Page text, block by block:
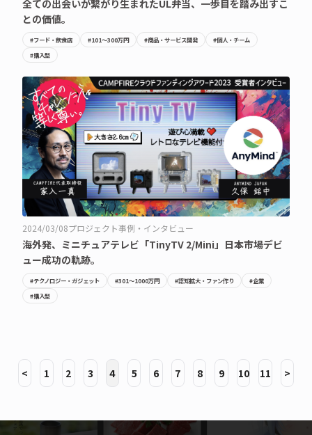
全ての出会いが繋がり生まれたUL弁当、一歩目を踏み出すこ
との価値。
#フード・飲食店 #101〜300万円 #商品・サービス開発
#個人・チーム
#購入型
2024/03/08プロジェクト事例・インタビュー
海外発、ミニチュアテレビ「TinyTV 2/Mini」日本市場デビ
ュー成功の軌跡。
#テクノロジー・ガジェット #301〜1000万円 #認知拡大・ファン作り
#企業
#購入型
< 1 2 3 4 5 6 7 8 9 10 11 >